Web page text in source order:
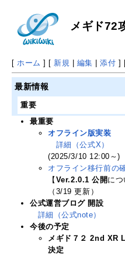
メギド72
[ ホーム ] [ 新規 | 編集 |添付 ]
最新情報
重要
最重要
オフライン版実装
詳細（公式X）
(2025/3/10 12:00～)
オフライン移行前の
【Ver.2.0.1 公開につ
（3/19 更新）
公式運営ブログ 開設
詳細（公式note）
今後の予定
メギド７２ 2nd
決定